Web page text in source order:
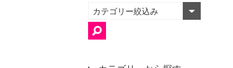
カテゴリー絞込み